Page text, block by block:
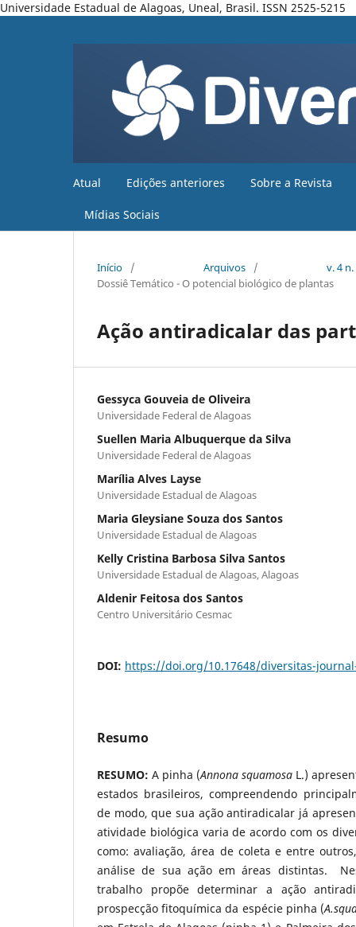
Universidade Estadual de Alagoas, Uneal, Brasil. ISSN 2525-5215
Atual Edições anteriores Sobre a Revista
Mídias Sociais
Início / Arquivos / v. 4
Dossiê Temático - O potencial biológico de plantas
Ação antiradicalar das
Gessyca Gouveia de Oliveira
Universidade Federal de Alagoas
Suellen Maria Albuquerque da Silva
Universidade Federal de Alagoas
Marília Alves Layse
Universidade Estadual de Alagoas
Maria Gleysiane Souza dos Santos
Universidade Estadual de Alagoas
Kelly Cristina Barbosa Silva Santos
Universidade Estadual de Alagoas, Alagoas
Aldenir Feitosa dos Santos
Centro Universitário Cesmac
DOI: https://doi.org/10.17648/diversitas-
Resumo
RESUMO: A pinha (Annona squamosa L.)
estados brasileiros, compreendendo
de modo, que sua ação antiradicalar já
atividade biológica varia de acordo com os
como: avaliação, área de coleta e entre
análise de sua ação em áreas distintas.
trabalho propõe determinar a ação
prospecção fitoquímica da espécie pinha (